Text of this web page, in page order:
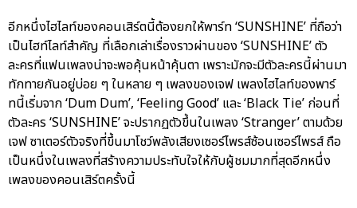
อีกหนึ่งไฮไลท์ของคอนเสิร์ตนี้ต้องยกให้พาร์ท ‘SUNSHINE’ ที่ถือว่า
เป็นไฮท์ไลท์สำคัญ ที่เลือกเล่าเรื่องราวผ่านของ ‘SUNSHINE’ ตัว
ละครที่แฟนเพลงน่าจะพอคุ้นหน้าคุ้นตา เพราะมักจะมีตัวละครนี้ผ่านมา
ทักทายกันอยู่บ่อย ๆ ในหลาย ๆ เพลงของเจฟ เพลงไฮไลท์ของพาร์
ทนี้เริ่มจาก ‘Dum Dum’, ‘Feeling Good’ และ ‘Black Tie’ ก่อนที่
ตัวละคร ‘SUNSHINE’ จะปรากฏตัวขึ้นในเพลง ‘Stranger’ ตามด้วย
เจฟ ซาเตอร์ตัวจริงที่ขึ้นมาโชว์พลังเสียงเซอร์ไพรส์ซ้อนเซอร์ไพรส์ ถือ
เป็นหนึ่งในเพลงที่สร้างความประทับใจให้กับผู้ชมมากที่สุดอีกหนึ่ง
เพลงของคอนเสิร์ตครั้งนี้